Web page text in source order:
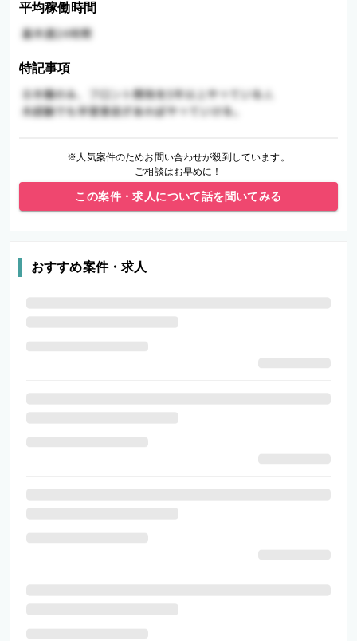
平均稼働時間
特記事項
※人気案件のためお問い合わせが殺到しています。
ご相談はお早めに！
この案件・求人について話を聞いてみる
おすすめ案件・求人